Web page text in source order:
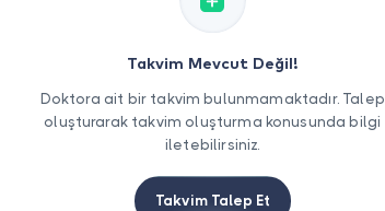
Takvim Mevcut Değil!
Doktora ait bir takvim bulunmamaktadır. Talep
oluşturarak takvim oluşturma konusunda bilgi
iletebilirsiniz.
Takvim Talep Et